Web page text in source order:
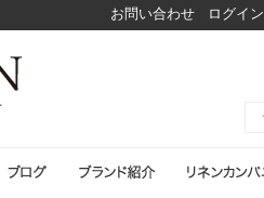
お問い合わせ ログイン